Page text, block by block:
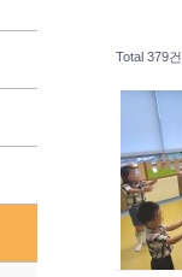
Total 379건